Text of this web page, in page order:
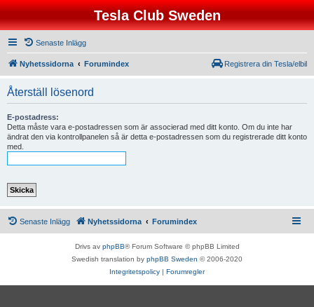
Tesla Club Sweden
Senaste Inlägg
Nyhetssidorna Forumindex Registrera din Tesla/elbil
Återställ lösenord
E-postadress:
Detta måste vara e-postadressen som är associerad med ditt konto. Om du inte har
ändrat den via kontrollpanelen så är detta e-postadressen som du registrerade ditt konto
med.
Senaste Inlägg Nyhetssidorna Forumindex
Drivs av phpBB® Forum Software © phpBB Limited
Swedish translation by phpBB Sweden © 2006-2020
Integritetspolicy | Forumregler